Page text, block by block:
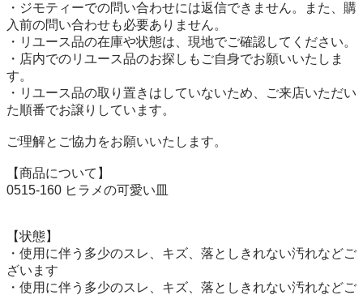
・ジモティーでの問い合わせには返信できません。また、購
入前の問い合わせも必要ありません。
・リユース品の在庫や状態は、現地でご確認してください。
・店内でのリユース品のお探しもご自身でお願いいたしま
す。
・リユース品の取り置きはしていないため、ご来店いただい
た順番でお譲りしています。
ご理解とご協力をお願いいたします。
【商品について】
0515-160 ヒラメの可愛い皿
【状態】
・使用に伴う多少のスレ、キズ、落としきれない汚れなどご
ざいます
・使用に伴う多少のスレ、キズ、落としきれない汚れなどご